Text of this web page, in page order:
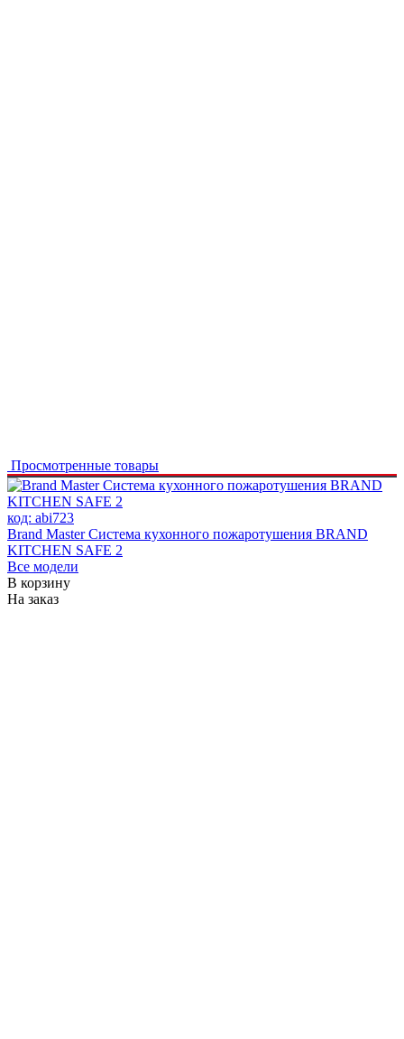
Просмотренные товары
код: abi723
Brand Master Система кухонного пожаротушения BRAND
KITCHEN SAFE 2
Все модели
В корзину
На заказ